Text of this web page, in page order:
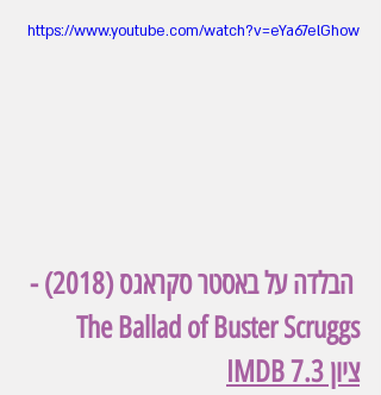
https://www.youtube.com/watch?v=eYa67elGhow
הבלדה על באסטר סקראגס (2018) -
The Ballad of Buster Scruggs
ציון IMDB 7.3